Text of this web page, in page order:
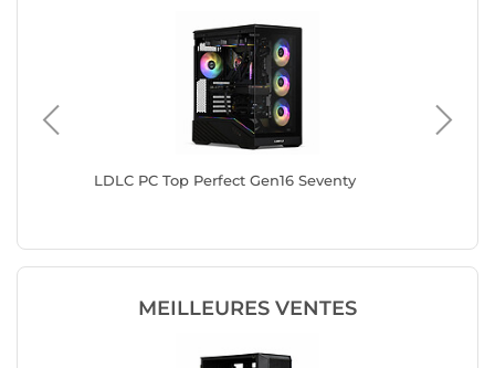
LDLC PC Top Perfect Gen16 Seventy
MEILLEURES VENTES